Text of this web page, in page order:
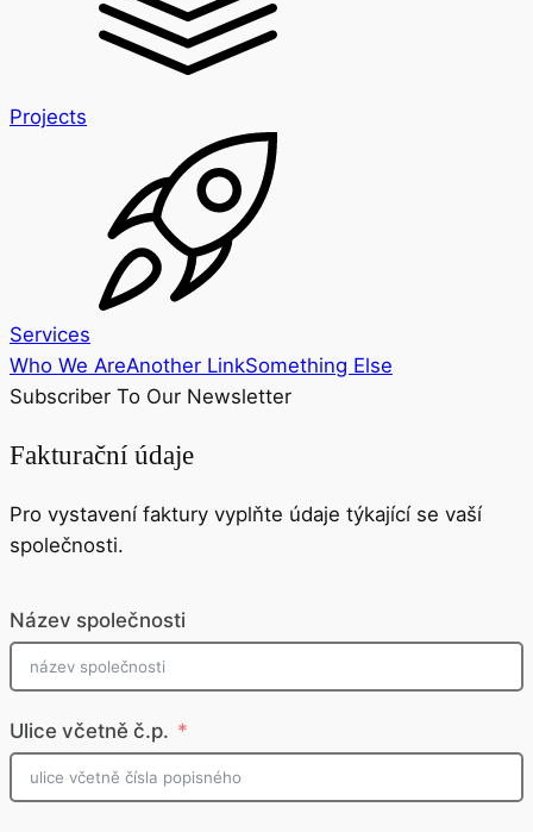
Projects
Services
Who We AreAnother LinkSomething Else
Subscriber To Our Newsletter
Fakturační údaje
Pro vystavení faktury vyplňte údaje týkající se vaší
společnosti.
Název společnosti
Ulice včetně č.p.